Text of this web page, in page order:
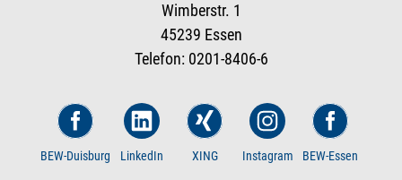
Wimberstr. 1
45239 Essen
Telefon: 0201-8406-6
BEW-Duisburg LinkedIn XING Instagram BEW-Essen